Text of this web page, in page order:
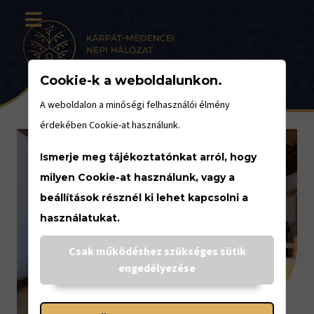
Cookie-k a weboldalunkon.
A weboldalon a minőségi felhasználói élmény
érdekében Cookie-at használunk.
Ismerje meg tájékoztatónkat arról, hogy
milyen Cookie-at használunk, vagy a
beállítások résznél ki lehet kapcsolni a
használatukat.
Csak működéshez szükséges sütik
engedélyezése